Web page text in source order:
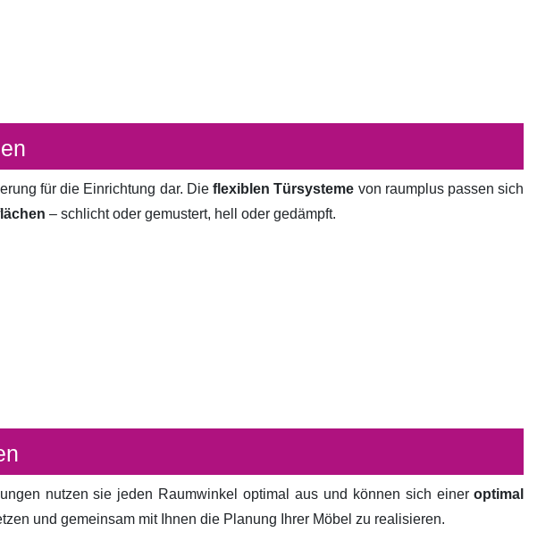
für die Einrichtung dar. Dieflexiblen Türsysteme von raumplus passen sich
– schlicht oder gemustert, hell oder gedämpft.
nutzen sie jeden Raumwinkel optimal aus und können sich eineroptimal
und gemeinsam mit Ihnen die Planung Ihrer Möbel zu realisieren.